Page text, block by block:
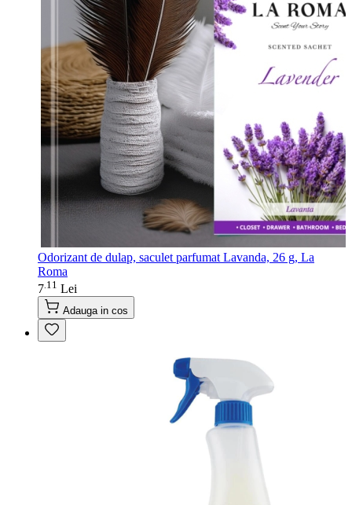
Odorizant de dulap, saculet parfumat Lavanda, 26 g, La
Roma
7 11 Lei
Adauga in cos